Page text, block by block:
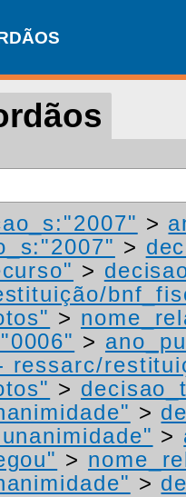
>
>
>
>
>
ressarc/
>
>
>
>
>